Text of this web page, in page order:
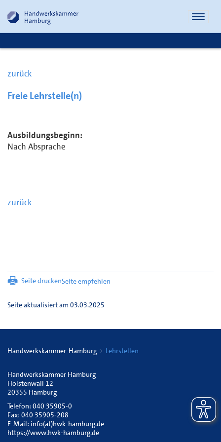
zurück
Freie Lehrstelle(n)
Ausbildungsbeginn:
Nach Absprache
zurück
Seite druckenSeite empfehlen
Seite aktualisiert am 03.03.2025
Handwerkskammer-Hamburg Lehrstellen
Handwerkskammer Hamburg
Holstenwall 12
20355 Hamburg
Telefon: 040 35905-0
Fax: 040 35905-208
E-Mail: info(at)hwk-hamburg.de
https://www.hwk-hamburg.de